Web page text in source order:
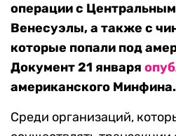
операции с
Венесуэлы, а также с
которые попали под
Документ 21 января
американского Минфина.
Среди организаций,